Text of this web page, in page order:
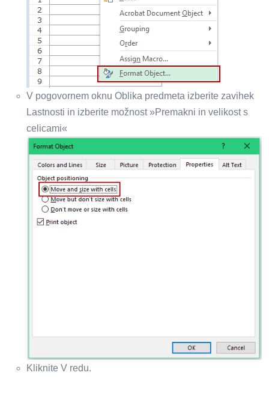
V pogovornem oknu Oblika predmeta izberite zavihek
Lastnosti in izberite možnost »Premakni in velikost s
celicami«
Kliknite V redu.